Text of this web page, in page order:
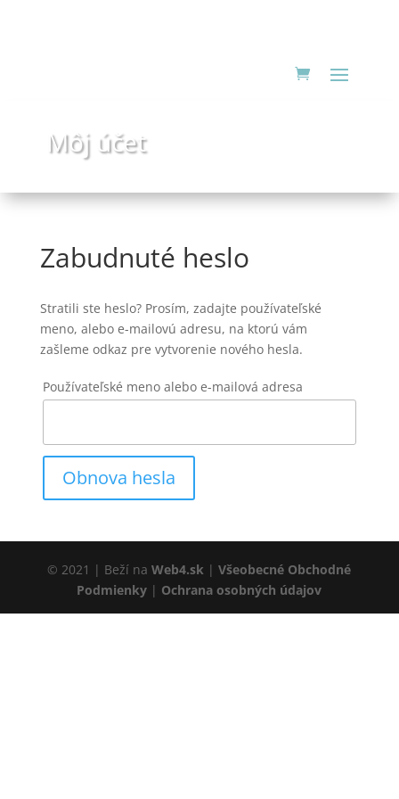
Môj účet
Zabudnuté heslo
Stratili ste heslo? Prosím, zadajte používateľské
meno, alebo e-mailovú adresu, na ktorú vám
zašleme odkaz pre vytvorenie nového hesla.
Používateľské meno alebo e-mailová adresa
Obnova hesla
© 2021 | Beží naWeb4.sk |Všeobecné Obchodné
Podmienky | Ochrana osobných údajov